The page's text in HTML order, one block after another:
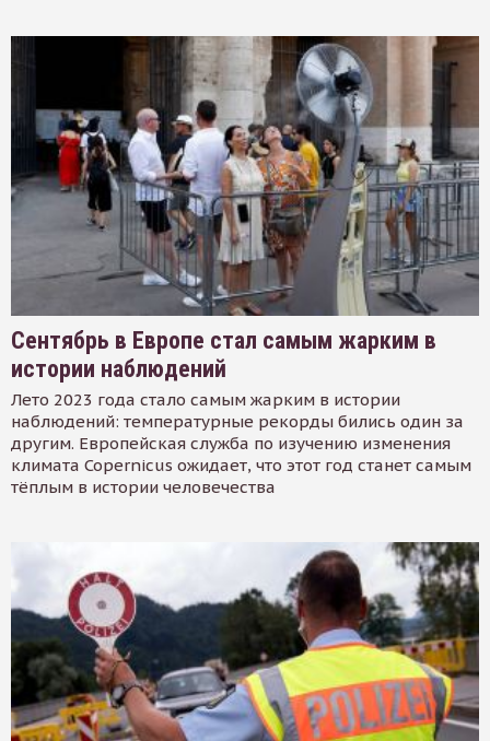
Сентябрь в Европе стал самым жарким в
истории наблюдений
Лето 2023 года стало самым жарким в истории
наблюдений: температурные рекорды бились один за
другим. Европейская служба по изучению изменения
климата Copernicus ожидает, что этот год станет самым
тёплым в истории человечества